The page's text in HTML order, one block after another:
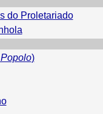
do Proletariado
)